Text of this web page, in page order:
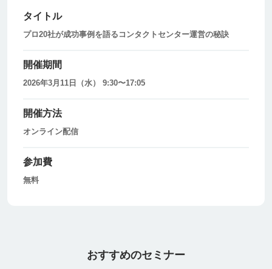
タイトル
プロ20社が成功事例を語るコンタクトセンター運営の秘訣
開催期間
2026年3月11日（水） 9:30〜17:05
開催方法
オンライン配信
参加費
無料
おすすめのセミナー